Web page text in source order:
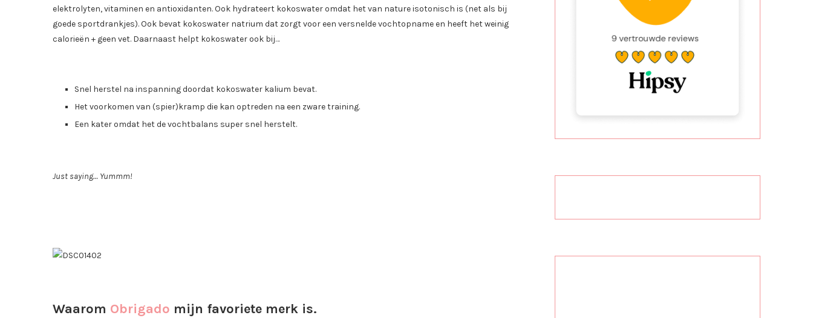
elektrolyten, vitaminen en antioxidanten. Ook hydrateert kokoswater omdat het van nature isotonisch is (net als bij
goede sportdrankjes). Ook bevat kokoswater natrium dat zorgt voor een versnelde vochtopname en heeft het weinig
calorieën + geen vet. Daarnaast helpt kokoswater ook bij…
Snel herstel na inspanning doordat kokoswater kalium bevat.
Het voorkomen van (spier)kramp die kan optreden na een zware training.
Een kater omdat het de vochtbalans super snel herstelt.
Just saying… Yummm!
Waarom Obrigado mijn favoriete merk is.